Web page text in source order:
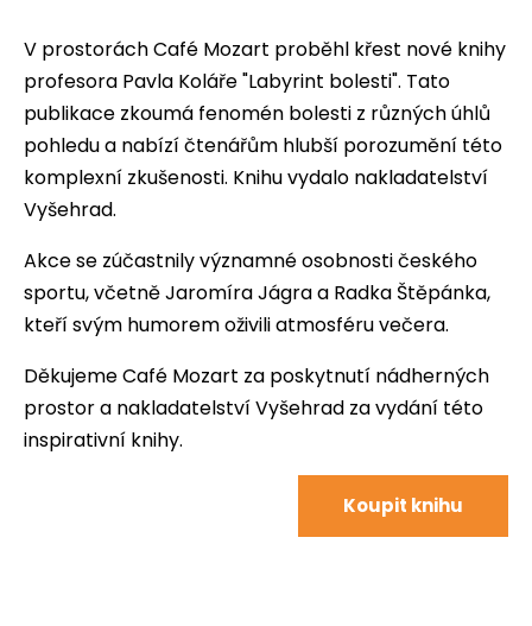
V prostorách Café Mozart proběhl křest nové knihy
profesora Pavla Koláře "Labyrint bolesti". Tato
publikace zkoumá fenomén bolesti z různých úhlů
pohledu a nabízí čtenářům hlubší porozumění této
komplexní zkušenosti. Knihu vydalo nakladatelství
Vyšehrad.
Akce se zúčastnily významné osobnosti českého
sportu, včetně Jaromíra Jágra a Radka Štěpánka,
kteří svým humorem oživili atmosféru večera.
Děkujeme Café Mozart za poskytnutí nádherných
prostor a nakladatelství Vyšehrad za vydání této
inspirativní knihy.
Koupit knihu